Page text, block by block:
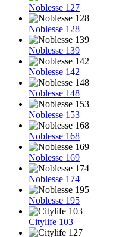
Noblesse 127
Noblesse 128
Noblesse 139
Noblesse 142
Noblesse 148
Noblesse 153
Noblesse 168
Noblesse 169
Noblesse 174
Noblesse 195
Citylife 103